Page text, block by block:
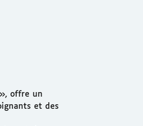
offre un
et des